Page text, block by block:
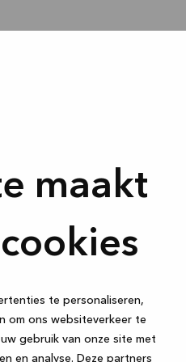
maakt
te personaliseren,
om ons websiteverkeer te
gebruik van onze site met
en analyse. Deze partners